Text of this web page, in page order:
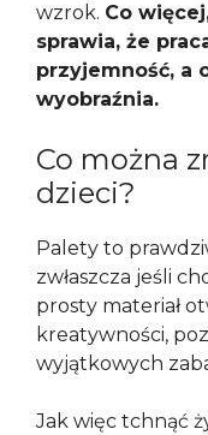
wzrok. Co
sprawia, że
przyjemność, a
wyobraźnia.
Co można
dzieci?
Palety to
zwłaszcza jeśli
prosty materiał
kreatywności,
wyjątkowych
Jak więc tchnąć